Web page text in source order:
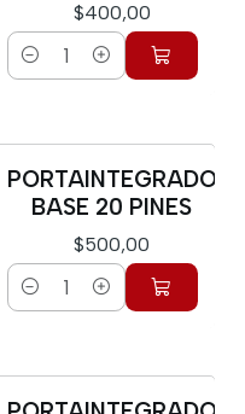
$400,00
Cantidad
PORTAINTEGRADO
BASE 20 PINES
$500,00
Cantidad